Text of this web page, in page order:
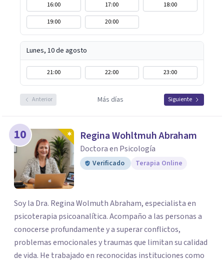
16:00 17:00
18:00
19:00
20:00
Lunes, 10 de agosto
21:00 22:00 23:00
Anterior Más días Siguiente
10 Regina Wohltmuh Abraham
Doctora en Psicología
Verificado Terapia Online
Soy la Dra. Regina Wolmuth Abraham, especialista en
psicoterapia psicoanalítica. Acompaño a las personas a
conocerse profundamente y a superar conflictos,
problemas emocionales y traumas que limitan su calidad
de vida. He trabajado en reconocidas instituciones como